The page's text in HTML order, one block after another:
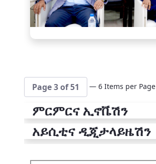
Page 3 of 51 — 6 Items per Page
ምርምርና ኢኖቬሽን
አይሲቲና ዲጂታላይዜሽን